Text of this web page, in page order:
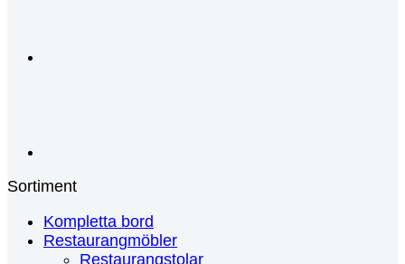
Sortiment
Kompletta bord
Restaurangmöbler
Restaurangstolar